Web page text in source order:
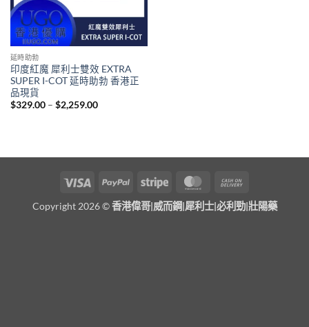
延時助勃
印度紅魔 犀利士雙效 EXTRA
SUPER I-COT 延時助勃 香港正
品現貨
$329.00 – $2,259.00Price
Visa PayPal Stripe MasterCard
Delivery
Copyright 2026 ©香港偉哥|威而鋼|犀利士|必利勁|壯陽藥